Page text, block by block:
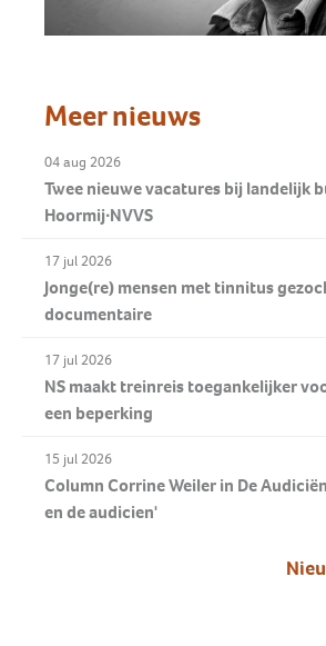
Meer nieuws
04 aug 2026
Twee nieuwe vacatures bij landelijk
Hoormij∙NVVS
17 jul 2026
Jonge(re) mensen met tinnitus
documentaire
17 jul 2026
NS maakt treinreis toegankelijker
een beperking
15 jul 2026
Column Corrine Weiler in De
en de audicien'